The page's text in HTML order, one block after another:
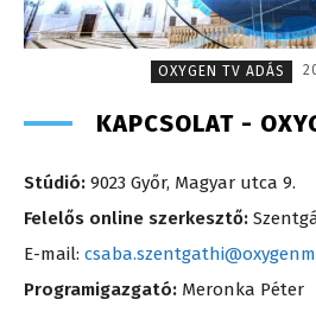
OXYGEN TV ADÁS
KAPCSOLAT -
Stúdió: 9023 Győr, Magyar utca 9.
Felelős online szerkesztő:
E-mail:
Programigazgató: Meronka Péter